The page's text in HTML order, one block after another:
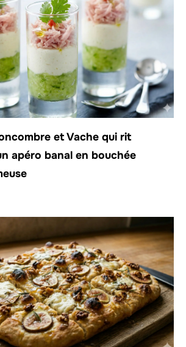
et Vache qui rit
apéro banal en bouchée